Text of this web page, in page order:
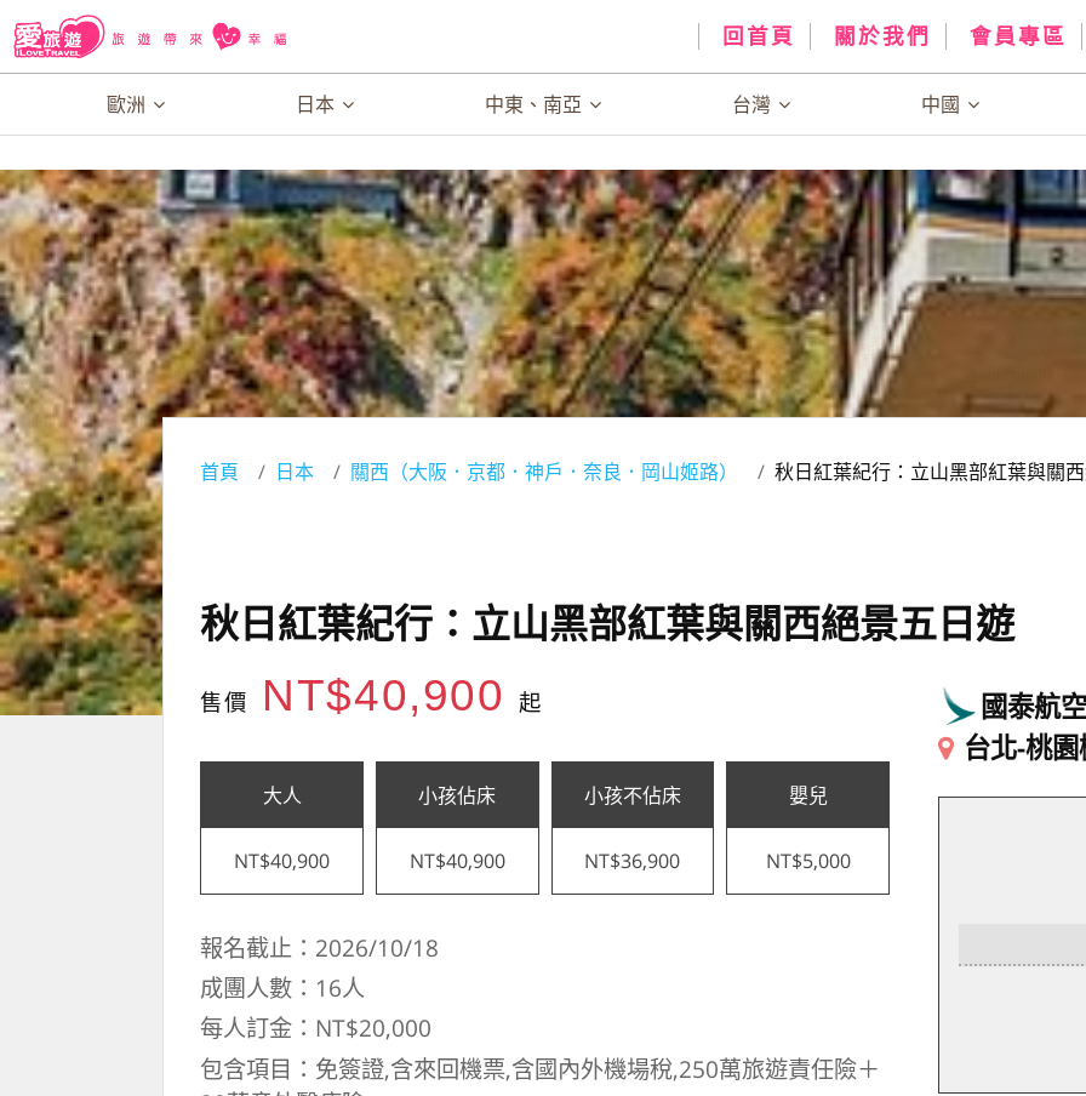
回首頁 關於我們 會員專區
歐洲 日本 中東、南亞 台灣 中國
首頁 日本 關西（大阪．京都．神戶．奈良．岡山姬路） 秋日紅葉紀行：立山黑部紅葉與關
秋日紅葉紀行：立山黑部紅葉與關西絕景五日遊
售價 NT$40,900起
大人
NT$40,900
小孩佔床
NT$40,900
小孩不佔床
NT$36,900
嬰兒
NT$5,000
報名截止：2026/10/18
成團人數：16人
每人訂金：NT$20,000
包含項目：免簽證,含來回機票,含國內外機場稅,250萬旅遊責任險＋
國泰航
台北-桃